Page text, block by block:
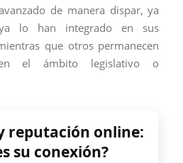
de manera dispar, ya
lo han integrado en sus
que otros permanecen
el ámbito legislativo o
reputación online:
su conexión?